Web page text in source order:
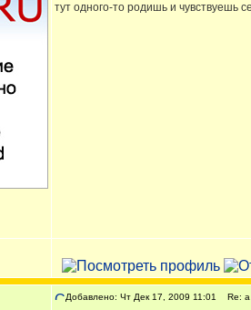
тут одного-то родишь и чувствуешь
Добавлено: Чт Дек 17, 2009 11:01 Re: а